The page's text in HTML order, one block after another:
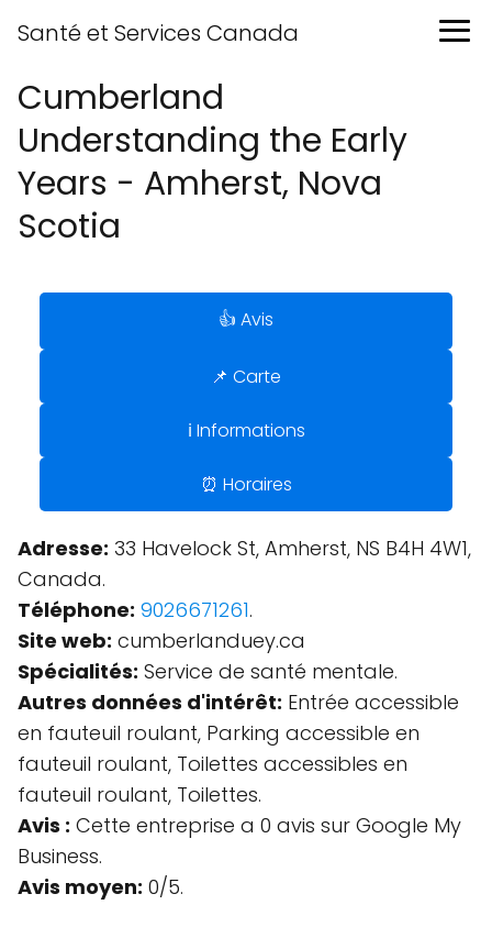
Santé et Services Canada
Cumberland
Understanding the Early
Years - Amherst, Nova
Scotia
👍 Avis
📌 Carte
ℹ️ Informations
⏰ Horaires
Adresse: 33 Havelock St, Amherst, NS B4H 4W1,
Canada.
Téléphone: 9026671261.
Site web: cumberlanduey.ca
Spécialités: Service de santé mentale.
Autres données d'intérêt: Entrée accessible
en fauteuil roulant, Parking accessible en
fauteuil roulant, Toilettes accessibles en
fauteuil roulant, Toilettes.
Avis : Cette entreprise a 0 avis sur Google My
Business.
Avis moyen: 0/5.